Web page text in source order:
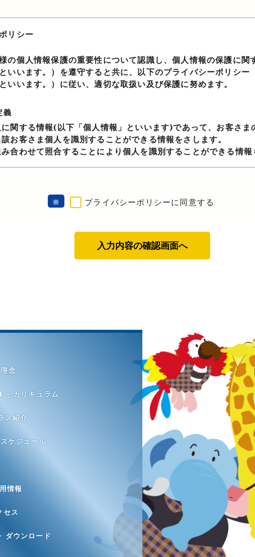
リシー
の個人情報保護の重要性について認識し、個人情報の保護に関
いいます。）を遵守すると共に、以下のプライバシーポリシー
いいます。）に従い、適切な取扱い及び保護に努めます。
義
関する情報(以下「個人情報」といいます)であって、お客さま
お客さま個人を識別することができる情報をさします。
合わせて照合することにより個人を識別することができる情
様の個人情報を、以下の目的で利用致します。
ービスの提供のため
商品、サービス等のご案内のため
ービスに関する当園の規約、ポリシー等（以下「規約等」とい
目的の変更
情報の利用目的を、関連性を有すると合理的に認められる範囲
更した場合にはお客様に通知又は公表します。
情報保護法その他の法令により許容される場合を除き、お客様
な範囲を超えて個人情報を取り扱いません。
合はこの限りではありません。
づく場合
命、身体又は財産の保護のために必要がある場合であって、お
き
生の向上又は児童の健全な育成の推進のために特に必要がある
と が困難であるとき
関もしくは地方公共団体又はその委託を受けた者が法令の定め
る必要がある場合であって、お客様の同意を得ることにより
※ プライバシーポリシーに同意する
念
- カリキュラム
ス紹介
スケジュール
情報
セス
ダウンロード